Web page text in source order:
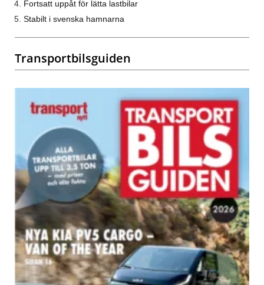
Fortsatt uppåt för lätta lastbilar
Stabilt i svenska hamnarna
Transportbilsguiden